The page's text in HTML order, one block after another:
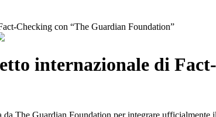
Checking con “The Guardian Foundation”
internazionale di
The Guardian Foundation per integrare